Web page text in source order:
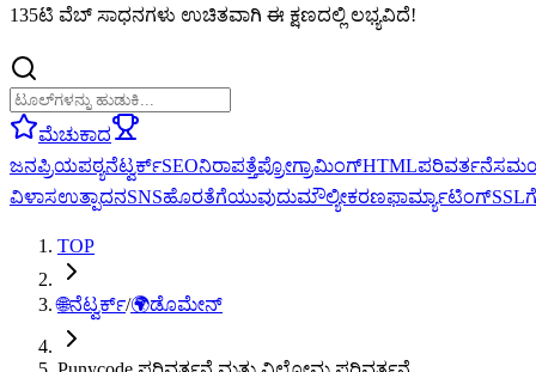
135ಟಿ ವೆಬ್ ಸಾಧನಗಳು ಉಚಿತವಾಗಿ ಈ ಕ್ಷಣದಲ್ಲಿ ಲಭ್ಯವಿದೆ!
ಮೆಚುಕಾದ
ಜನಪ್ರಿಯಪಠ್ಯನೆಟ್ವರ್ಕ್SEOನಿರಾಪತ್ತೆಪ್ರೋಗ್ರಾಮಿಂಗ್HTMLಪರಿವರ್ತನೆ
ವಿಳಾಸಉತ್ಪಾದನSNSಹೊರತೆಗೆಯುವುದುಮೌಲ್ಯೀಕರಣಫಾರ್ಮ್ಯಾಟಿಂಗ್SSL
TOP
🌐ನೆಟ್ವರ್ಕ್/🌍ಡೊಮೇನ್